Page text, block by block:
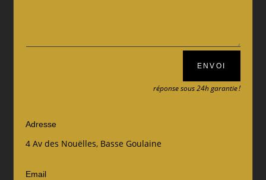
ENVOI
réponse sous 24h garantie !
Adresse
4 Av des Nouëlles, Basse Goulaine
Email